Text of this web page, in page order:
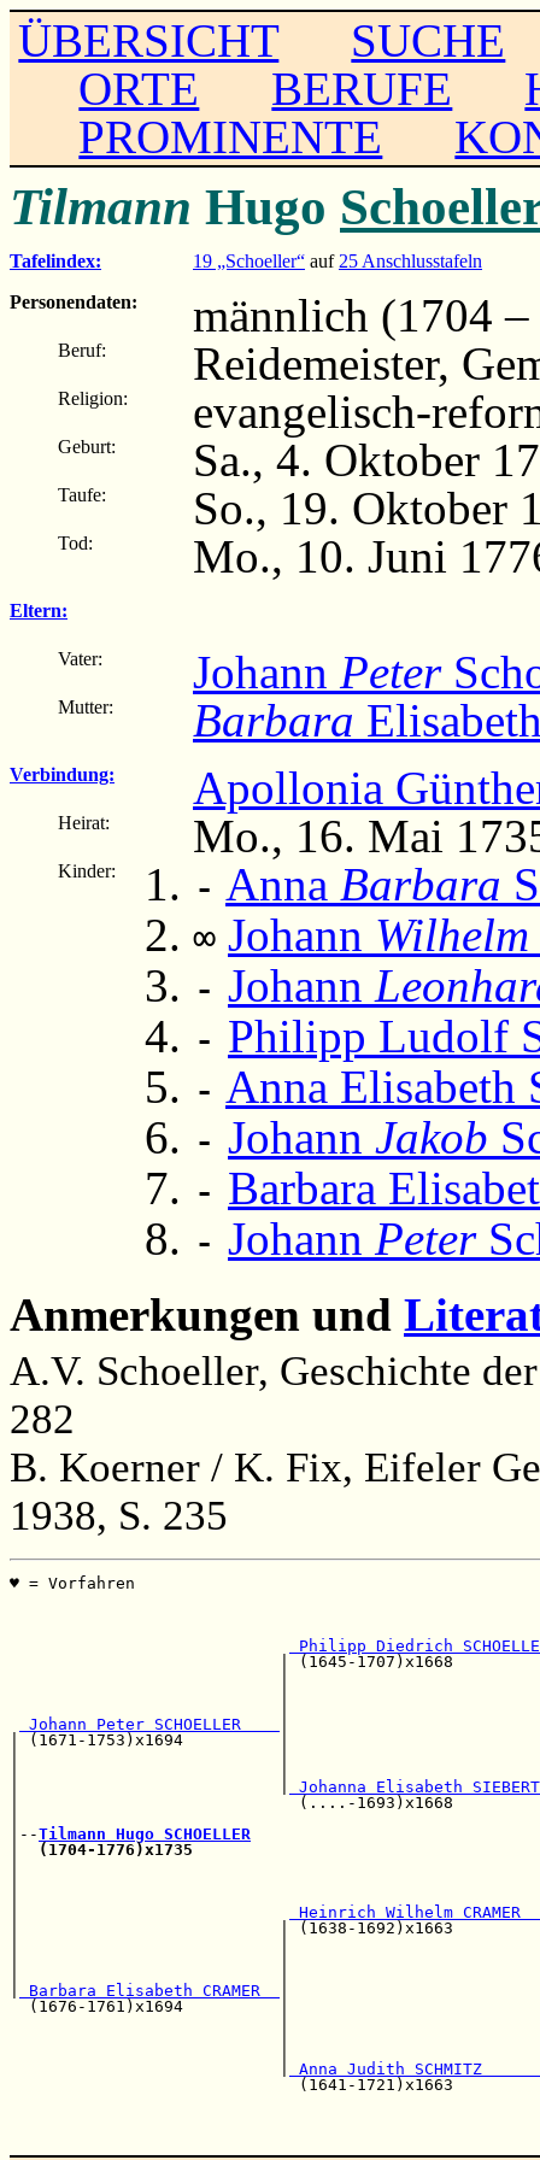
ÜBERSICHT
SUCHE
ORTE
BERUFE
PROMINENTE
Tilmann Hugo
Tafelindex: 19 „Schoeller“ auf 25 Anschlusstafeln
Personendaten:
männlich (1704
Beruf: Reidemeister,
Religion: evangelisch-
Geburt: Sa., 4. Oktober
Taufe: So., 19. Oktober
Tod: Mo., 10. Juni
Eltern:
Vater: Johann Peter
Mutter: Barbara
Verbindung: Apollonia
Heirat: Mo., 16. Mai
Kinder: - Anna Barbara
∞ Johann Wilhelm
- Johann
- Philipp Ludolf
- Anna Elisabeth
- Johann Jakob
- Barbara
- Johann Peter
Anmerkungen und
A.V. Schoeller, Geschichte
282
B. Koerner / K. Fix, Eifeler
1938, S. 235
♥ =
Philipp Diedrich
| (1645-
Johann Peter SCHOELLER
| (1671-1753)x1694          |
Johanna Elisabeth
|                             (....-
|--Tilmann Hugo SCHOELLER
(1704-1776)x1735
Heinrich Wilhelm
|                           | (1638-
Barbara Elisabeth CRAMER
(1676-1761)x1694
Anna Judith
(1641-